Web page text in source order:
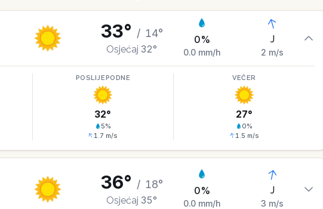
33° / 14°
Osjećaj 32°
0%
0.0mm/h
J
2 m/s
POSLIJEPODNE
32°
5%
1.7 m/s
VEČER
27°
0%
1.5 m/s
36° / 18°
Osjećaj 35°
0%
0.0mm/h
J
3 m/s